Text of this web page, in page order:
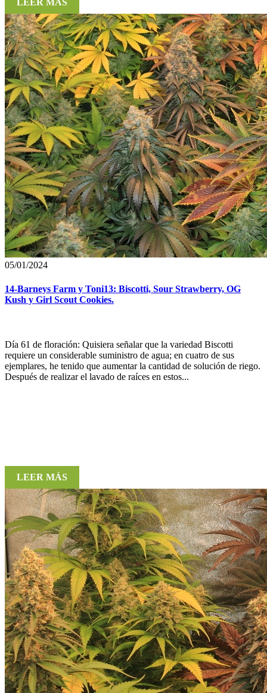
LEER MÁS
05/01/2024
14-Barneys Farm y Toni13: Biscotti, Sour Strawberry, OG
Kush y Girl Scout Cookies.
Día 61 de floración: Quisiera señalar que la variedad Biscotti
requiere un considerable suministro de agua; en cuatro de sus
ejemplares, he tenido que aumentar la cantidad de solución de riego.
Después de realizar el lavado de raíces en estos...
LEER MÁS